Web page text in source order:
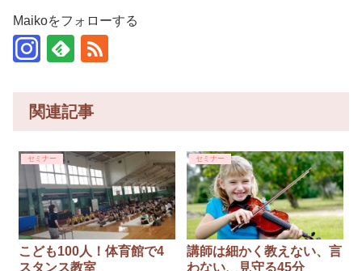
Maikoをフォローする
関連記事
セミナー
こども100人！体育館で4
スタンス教室
セミナー
講師は細かく教えない、言
わない、見守る45分